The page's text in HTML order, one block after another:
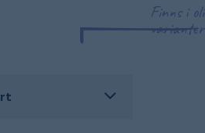
Finns i
varianter